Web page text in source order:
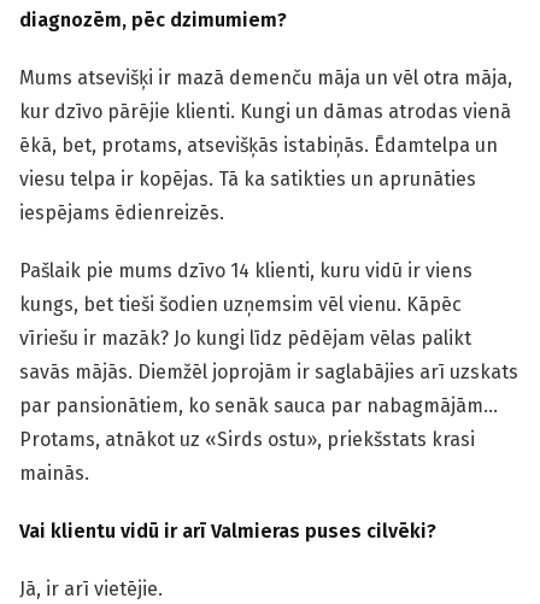
diagnozēm, pēc dzimumiem?
Mums atsevišķi ir mazā demenču māja un vēl otra māja,
kur dzīvo pārējie klienti. Kungi un dāmas atrodas vienā
ēkā, bet, protams, atsevišķās istabiņās. Ēdamtelpa un
viesu telpa ir kopējas. Tā ka satikties un aprunāties
iespējams ēdienreizēs.
Pašlaik pie mums dzīvo 14 klienti, kuru vidū ir viens
kungs, bet tieši šodien uzņemsim vēl vienu. Kāpēc
vīriešu ir mazāk? Jo kungi līdz pēdējam vēlas palikt
savās mājās. Diemžēl joprojām ir saglabājies arī uzskats
par pansionātiem, ko senāk sauca par nabagmājām…
Protams, atnākot uz «Sirds ostu», priekšstats krasi
mainās.
Vai klientu vidū ir arī Valmieras puses cilvēki?
Jā, ir arī vietējie.